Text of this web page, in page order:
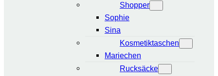
Shopper
Sophie
Sina
Kosmetiktaschen
Mariechen
Rucksäcke